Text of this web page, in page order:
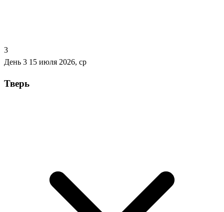
3
День 3 15 июля 2026, ср
Тверь